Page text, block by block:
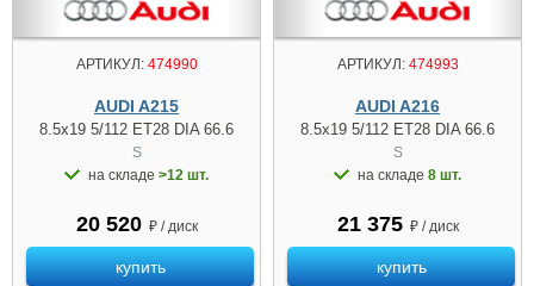
АРТИКУЛ:474990
AUDI A215
8.5x19 5/112 ET28 DIA 66.6
S
на складе >12 шт.
20 520 ₽ / диск
купить
АРТИКУЛ:474993
AUDI A216
8.5x19 5/112 ET28 DIA 66.6
S
на складе 8 шт.
21 375 ₽ / диск
купить